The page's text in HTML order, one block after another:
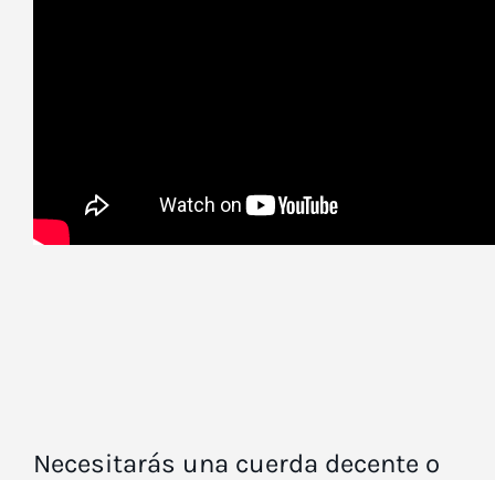
Necesitarás una cuerda decente o